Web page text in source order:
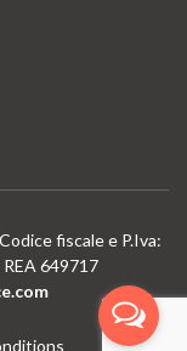
fiscale e P.Iva:
649717